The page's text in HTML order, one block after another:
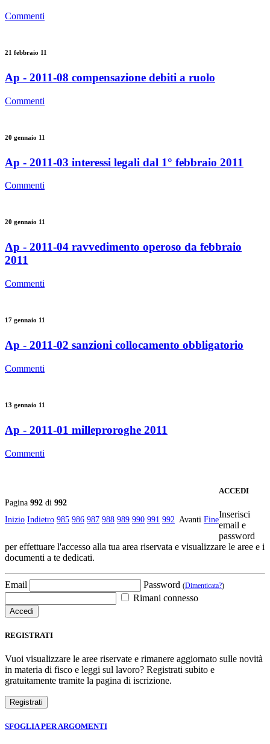
Commenti
21 febbraio 11
Ap - 2011-08 compensazione debiti a ruolo
Commenti
20 gennaio 11
Ap - 2011-03 interessi legali dal 1° febbraio 2011
Commenti
20 gennaio 11
Ap - 2011-04 ravvedimento operoso da febbraio
2011
Commenti
17 gennaio 11
Ap - 2011-02 sanzioni collocamento obbligatorio
Commenti
13 gennaio 11
Ap - 2011-01 milleproroghe 2011
Commenti
Pagina 992 di 992
Inizio Indietro 985 986 987 988 989 990 991 992 Avanti Fine
ACCEDI
Inserisci
email e
password
per effettuare l'accesso alla tua area riservata e visualizzare le aree e i
documenti a te dedicati.
Email Password (Dimenticata?)
Rimani connesso
REGISTRATI
Vuoi visualizzare le aree riservate e rimanere aggiornato sulle novità
in materia di fisco e leggi sul lavoro? Registrati subito e
gratuitamente tramite la pagina di iscrizione.
SFOGLIA PER ARGOMENTI